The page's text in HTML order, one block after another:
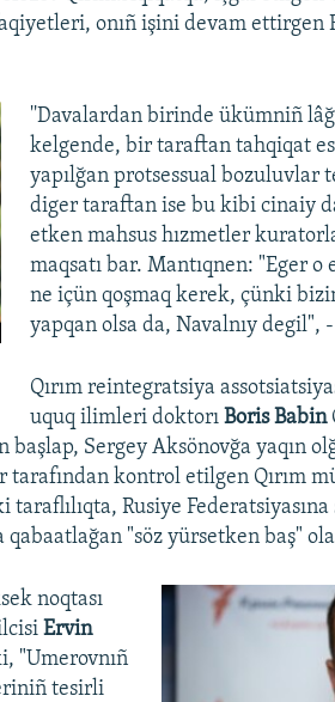
onıñ işini devam ettirgen
''Davalardan birinde ükümniñ
kelgende, bir taraftan tahqiqat
yapılğan protsessual bozuluvlar
diger taraftan ise bu kibi cinaiy
etken mahsus hızmetler
maqsatı bar. Mantıqnen: "Eger o
ne içün qoşmaq kerek, çünki
yapqan olsa da, Navalnıy degil",
Qırım reintegratsiya
uquq ilimleri doktorı Boris Babin
Sergey Aksönovğa yaqın
tarafından kontrol etilgen Qırım
taraflılıqta, Rusiye
"söz yürsetken baş"
noqtası
Ervin
"Umerovnıñ
tesirli